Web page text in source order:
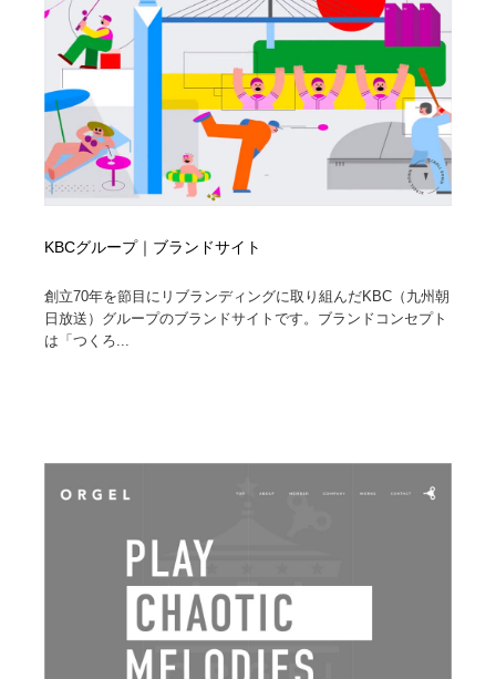
KBCグループ｜ブランドサイト
創立70年を節目にリブランディングに取り組んだKBC（九州朝
日放送）グループのブランドサイトです。ブランドコンセプト
は「つくろ...